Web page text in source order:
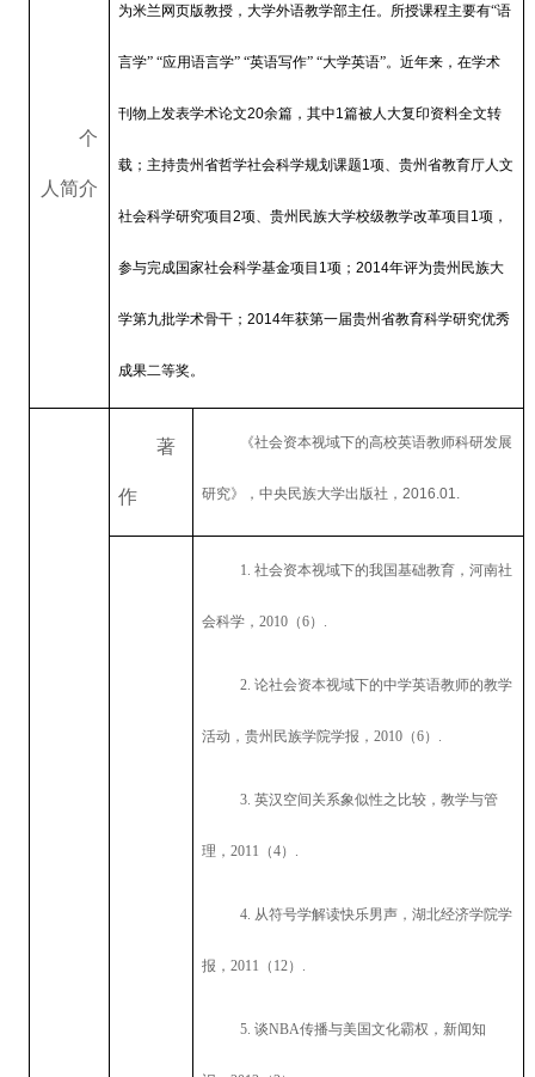
个
人简介
为米兰网页版教授，大学外语教学部主任。所授课程主要有“语
言学” “应用语言学” “英语写作” “大学英语”。近年来，在学术
刊物上发表学术论文20余篇，其中1篇被人大复印资料全文转
载；主持贵州省哲学社会科学规划课题1项、贵州省教育厅人文
社会科学研究项目2项、贵州民族大学校级教学改革项目 1项，
参与完成国家社会科学基金项目 1项；2014年评为贵州民族大
学第九批学术骨干；2014年获第一届贵州省教育科学研究优秀
成果二等奖。
著
作
《社会资本视域下的高校英语教师科研发展
研究》，中央民族大学出版社， 2016.01.
1.社会资本视域下的我国基础教育，河南社
会科学，2010 （6）
2.论社会资本视域下的中学英语教师的教学
活动，贵州民族学院学报，2010 （6）
3.英汉空间关系象似性之比较，教学与管
理，2011 （4）
4. 从符号学解读快乐男声，湖北经济学院学
报，2011 （ 12）
5.谈NBA传播与美国文化霸权，新闻知